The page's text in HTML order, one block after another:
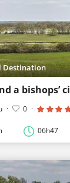
Destination
· 0 ·
06h47